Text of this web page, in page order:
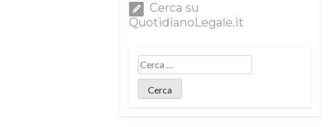
Cerca su
QuotidianoLegale.it